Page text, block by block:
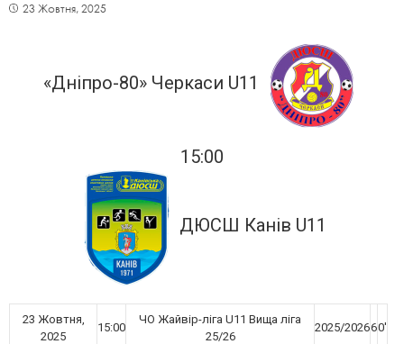
23 Жовтня, 2025
«Дніпро-80» Черкаси U11
15:00
ДЮСШ Канів U11
23 Жовтня,
2025
15:00
ЧО Жайвір-ліга U11 Вища ліга
25/26
2025/202660'